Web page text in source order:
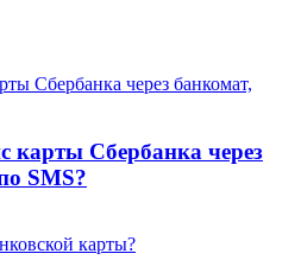
карты Сбербанка через
SMS?